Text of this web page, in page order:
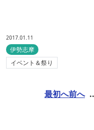
2017.01.11
伊勢志摩
イベント＆祭り
最初へ前へ